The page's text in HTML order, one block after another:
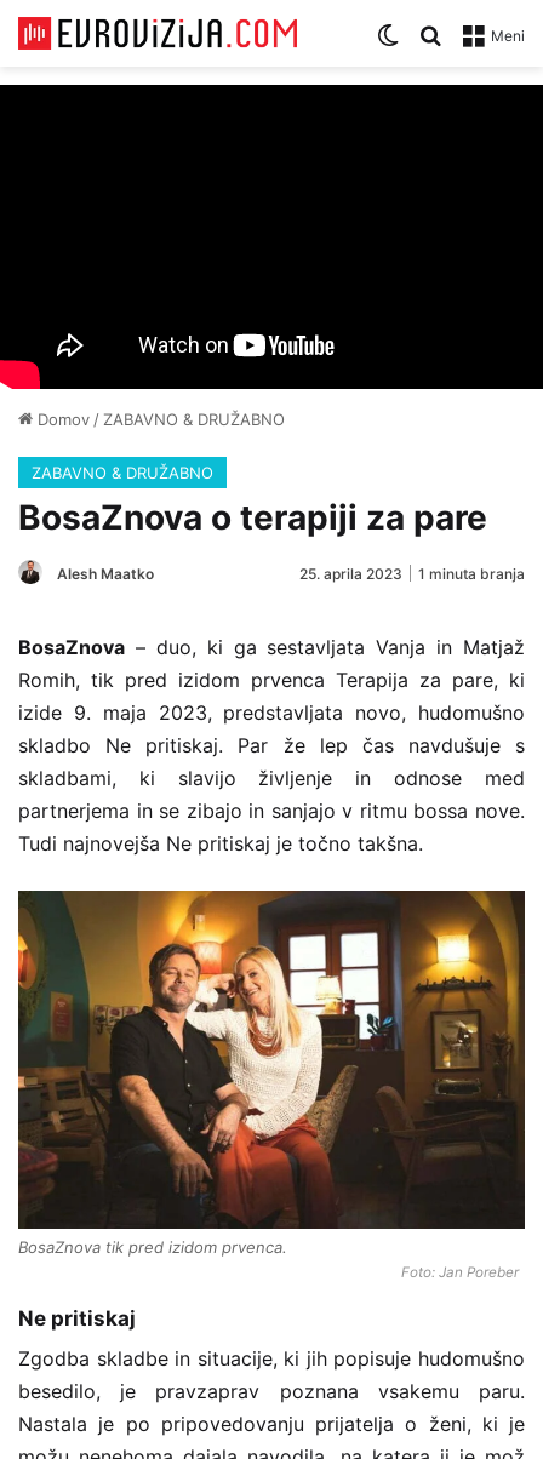
Meni
Iskanje za
Zamenjaj temo
Domov / ZABAVNO & DRUŽABNO
ZABAVNO & DRUŽABNO
BosaZnova o terapiji za pare
Alesh Maatko 25. aprila 2023 1 minuta branja
BosaZnova – duo, ki ga sestavljata Vanja in Matjaž
Romih, tik pred izidom prvenca Terapija za pare, ki
izide 9. maja 2023, predstavljata novo, hudomušno
skladbo Ne pritiskaj. Par že lep čas navdušuje s
skladbami, ki slavijo življenje in odnose med
partnerjema in se zibajo in sanjajo v ritmu bossa nove.
Tudi najnovejša Ne pritiskaj je točno takšna.
BosaZnova tik pred izidom prvenca.
Foto: Jan Poreber
Ne pritiskaj
Zgodba skladbe in situacije, ki jih popisuje hudomušno
besedilo, je pravzaprav poznana vsakemu paru.
Nastala je po pripovedovanju prijatelja o ženi, ki je